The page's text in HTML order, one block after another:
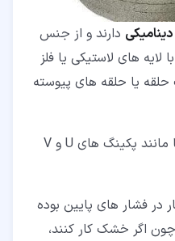
دینامیکی دارند و از جنس
لایه های لاستیکی یا فلز
یا حلقه های پیوسته
نحوه استفاده از این پکینگ ها مانند پکینگ های U و V
فشار های پایین بوده
اگر خشک کار کنند،